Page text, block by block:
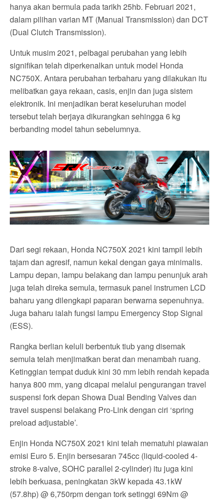
hanya akan bermula pada tarikh 25hb. Februari 2021,
dalam pilihan varian MT (Manual Transmission) dan DCT
(Dual Clutch Transmission).
Untuk musim 2021, pelbagai perubahan yang lebih
signifikan telah diperkenalkan untuk model Honda
NC750X. Antara perubahan terbaharu yang dilakukan itu
melibatkan gaya rekaan, casis, enjin dan juga sistem
elektronik. Ini menjadikan berat keseluruhan model
tersebut telah berjaya dikurangkan sehingga 6 kg
berbanding model tahun sebelumnya.
Dari segi rekaan, Honda NC750X 2021 kini tampil lebih
tajam dan agresif, namun kekal dengan gaya minimalis.
Lampu depan, lampu belakang dan lampu penunjuk arah
juga telah direka semula, termasuk panel instrumen LCD
baharu yang dilengkapi paparan berwarna sepenuhnya.
Juga baharu ialah fungsi lampu Emergency Stop Signal
(ESS).
Rangka berlian keluli berbentuk tiub yang disemak
semula telah menjimatkan berat dan menambah ruang.
Ketinggian tempat duduk kini 30 mm lebih rendah kepada
hanya 800 mm, yang dicapai melalui pengurangan travel
suspensi fork depan Showa Dual Bending Valves dan
travel suspensi belakang Pro-Link dengan ciri ‘spring
preload adjustable’.
Enjin Honda NC750X 2021 kini telah mematuhi piawaian
emisi Euro 5. Enjin bersesaran 745cc (liquid-cooled 4-
stroke 8-valve, SOHC parallel 2-cylinder) itu juga kini
lebih berkuasa, peningkatan 3kW kepada 43.1kW
(57.8hp) @ 6,750rpm dengan tork setinggi 69Nm @